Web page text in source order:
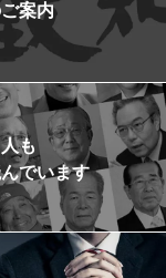
案内
も
でいます